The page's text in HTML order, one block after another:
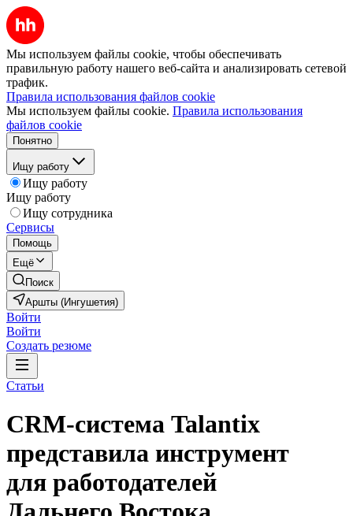
Мы используем файлы cookie, чтобы обеспечивать
правильную работу нашего веб-сайта и анализировать сетевой
трафик.
Правила использования файлов cookie
Мы используем файлы cookie. Правила использования
файлов cookie
Понятно
Ищу работу
Ищу работу
Ищу работу
Ищу сотрудника
Сервисы
Помощь
Ещё
Поиск
Аршты (Ингушетия)
Войти
Войти
Создать резюме
Статьи
CRM-система Talantix
представила инструмент
для работодателей